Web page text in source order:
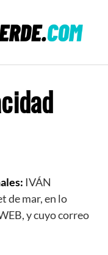
IVÁN
de mar, en lo
y cuyo correo